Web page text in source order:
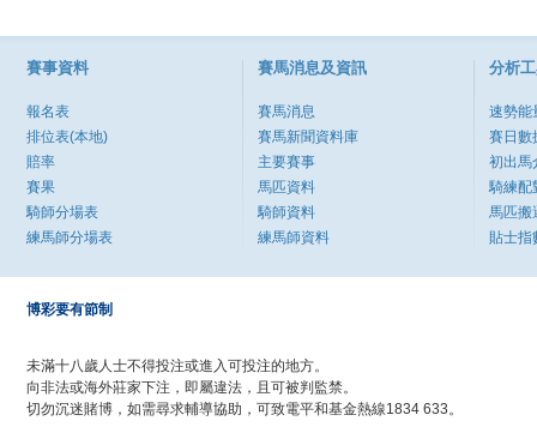
賽事資料
報名表
排位表(本地)
賠率
賽果
騎師分場表
練馬師分場表
賽馬消息及資訊
賽馬消息
賽馬新聞資料庫
主要賽事
馬匹資料
騎師資料
練馬師資料
分析
速勢能
賽日數
初出馬
騎練配
馬匹搬
貼士指
博彩要有節制
未滿十八歲人士不得投注或進入可投注的地方。
向非法或海外莊家下注，即屬違法，且可被判監禁。
切勿沉迷賭博，如需尋求輔導協助，可致電平和基金熱線1834 633。